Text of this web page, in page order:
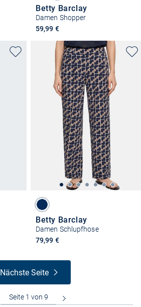
Betty Barclay
Damen Shopper
59,99 €
Betty Barclay
Damen Schlupfhose
79,99 €
Nächste Seite